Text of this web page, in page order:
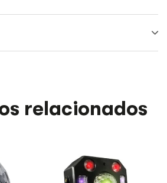
relacionados